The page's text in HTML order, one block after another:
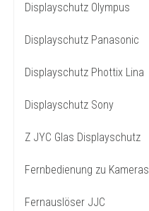
Displayschutz Olympus
Displayschutz Panasonic
Displayschutz Phottix Lina
Displayschutz Sony
Z JYC Glas Displayschutz
Fernbedienung zu Kameras
Fernauslöser JJC